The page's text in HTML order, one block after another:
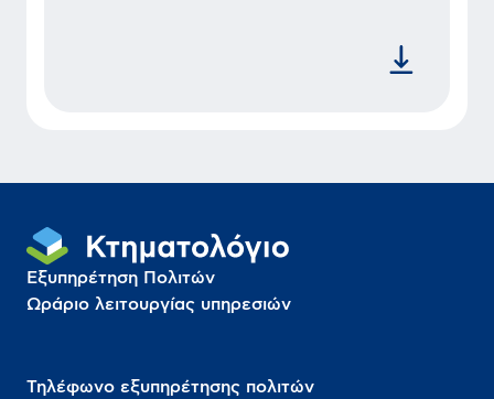
Εξυπηρέτηση Πολιτών
Ωράριο λειτουργίας υπηρεσιών
Τηλέφωνο εξυπηρέτησης πολιτών